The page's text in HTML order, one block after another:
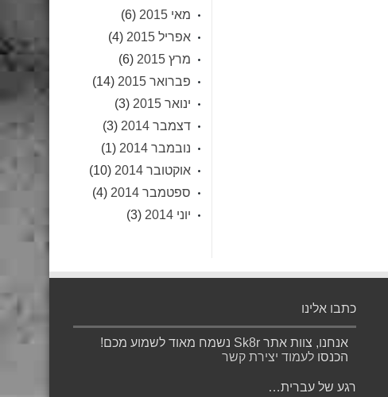
מאי 2015
(6)
אפריל 2015
(4)
מרץ 2015
(6)
פברואר 2015
(14)
ינואר 2015
(3)
דצמבר 2014
(3)
נובמבר 2014
(1)
אוקטובר 2014
(10)
ספטמבר 2014
(4)
יוני 2014
(3)
כתבו אלינו
אנחנו, צוות אתר Sk8r נשמח מאוד לשמוע מכם!
הכנסולעמוד יצירת קשר
רגע של עברית…